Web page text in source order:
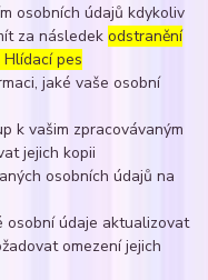
osobních údajů kdykoliv
za následekodstranění
pes
jaké vaše osobní
k vašim zpracovávaným
jejich kopii
osobních údajů na
osobní údaje aktualizovat
omezení jejich